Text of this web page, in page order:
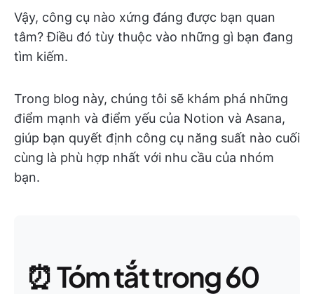
Vậy, công cụ nào xứng đáng được bạn quan
tâm? Điều đó tùy thuộc vào những gì bạn đang
tìm kiếm.
Trong blog này, chúng tôi sẽ khám phá những
điểm mạnh và điểm yếu của Notion và Asana,
giúp bạn quyết định công cụ năng suất nào cuối
cùng là phù hợp nhất với nhu cầu của nhóm
bạn.
⏰ Tóm tắt trong 60